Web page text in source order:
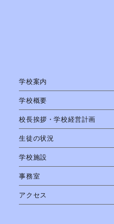
学校案内
学校概要
校長挨拶・学校経営計画
生徒の状況
学校施設
事務室
アクセス